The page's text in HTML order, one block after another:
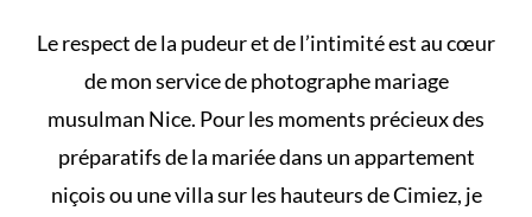
Le respect de la pudeur et de l’intimité est au cœur
de mon service de photographe mariage
musulman Nice. Pour les moments précieux des
préparatifs de la mariée dans un appartement
niçois ou une villa sur les hauteurs de Cimiez, je